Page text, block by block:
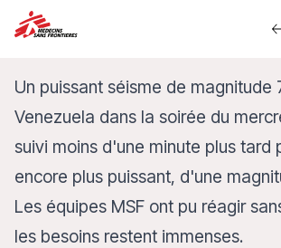
Un puissant séisme de magnitude
Venezuela dans la soirée du
suivi moins d'une minute plus tard
encore plus puissant, d'une
Les équipes MSF ont pu réagir
les besoins restent immenses.